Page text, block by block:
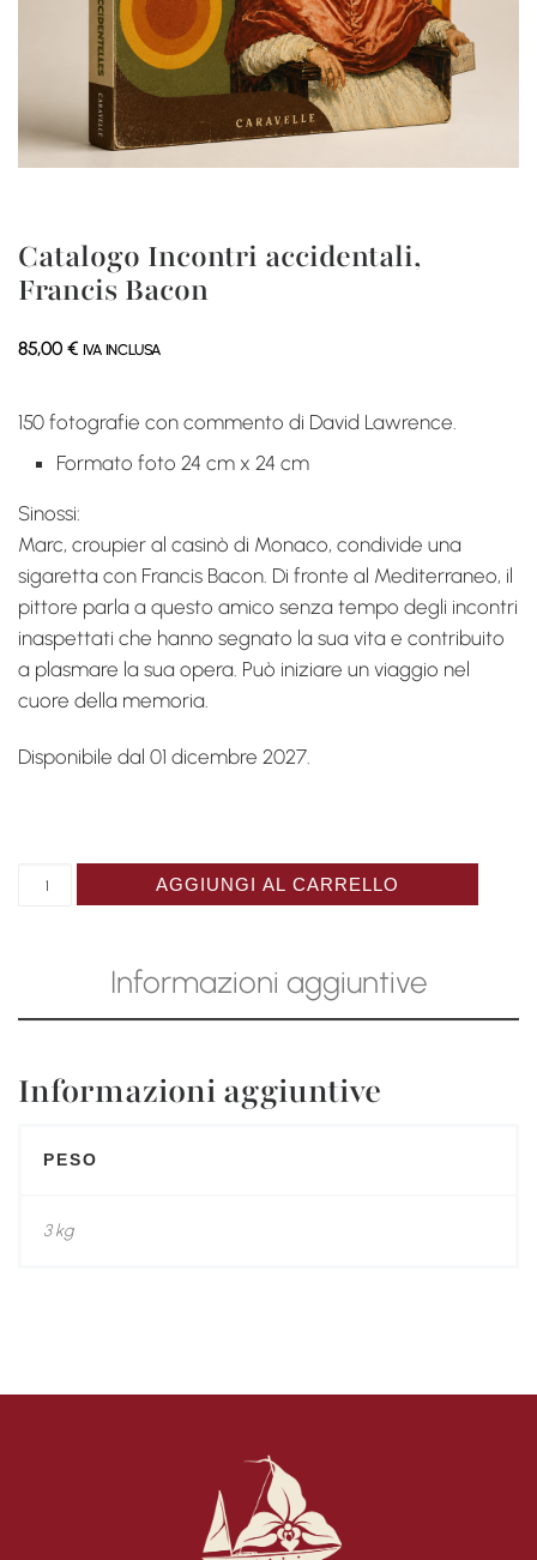
Catalogo Incontri accidentali,
Francis Bacon
85,00 € IVA INCLUSA
150 fotografie con commento di David Lawrence.
Formato foto 24 cm x 24 cm
Sinossi:
Marc, croupier al casinò di Monaco, condivide una
sigaretta con Francis Bacon. Di fronte al Mediterraneo, il
pittore parla a questo amico senza tempo degli incontri
inaspettati che hanno segnato la sua vita e contribuito
a plasmare la sua opera. Può iniziare un viaggio nel
cuore della memoria.
Disponibile dal 01 dicembre 2027.
AGGIUNGI AL CARRELLO
Informazioni aggiuntive
Informazioni aggiuntive
PESO
3 kg